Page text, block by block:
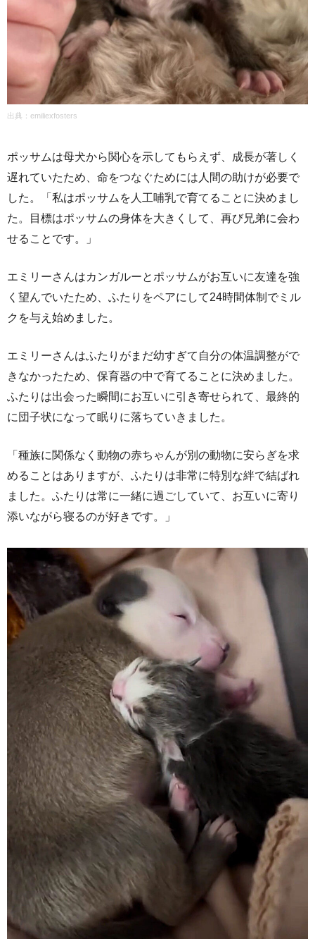
出典：emiliexfosters
ポッサムは母犬から関心を示してもらえず、成長が著しく
遅れていたため、命をつなぐためには人間の助けが必要で
した。「私はポッサムを人工哺乳で育てることに決めまし
た。目標はポッサムの身体を大きくして、再び兄弟に会わ
せることです。」
エミリーさんはカンガルーとポッサムがお互いに友達を強
く望んでいたため、ふたりをペアにして24時間体制でミル
クを与え始めました。
エミリーさんはふたりがまだ幼すぎて自分の体温調整がで
きなかったため、保育器の中で育てることに決めました。
ふたりは出会った瞬間にお互いに引き寄せられて、最終的
に団子状になって眠りに落ちていきました。
「種族に関係なく動物の赤ちゃんが別の動物に安らぎを求
めることはありますが、ふたりは非常に特別な絆で結ばれ
ました。ふたりは常に一緒に過ごしていて、お互いに寄り
添いながら寝るのが好きです。」